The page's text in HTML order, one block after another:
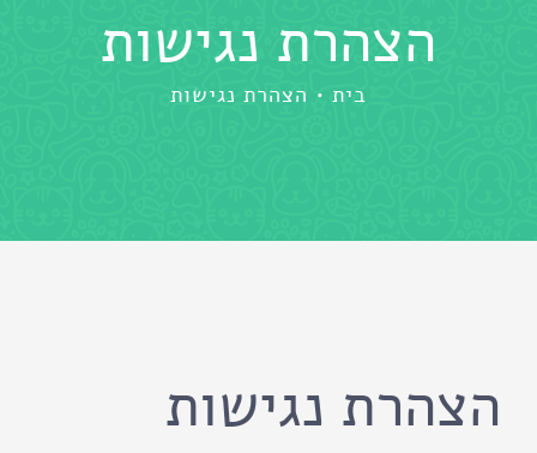
הצהרת נגישות
בית הצהרת נגישות
הצהרת נגישות